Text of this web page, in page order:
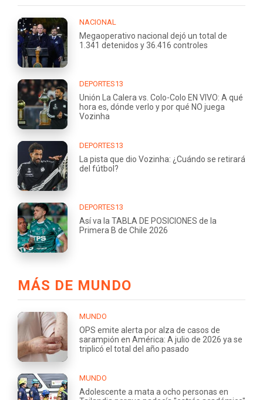
NACIONAL
Megaoperativo nacional dejó un total de
1.341 detenidos y 36.416 controles
DEPORTES13
Unión La Calera vs. Colo-Colo EN VIVO: A qué
hora es, dónde verlo y por qué NO juega
Vozinha
DEPORTES13
La pista que dio Vozinha: ¿Cuándo se retirará
del fútbol?
DEPORTES13
Así va la TABLA DE POSICIONES de la
Primera B de Chile 2026
MÁS DE MUNDO
MUNDO
OPS emite alerta por alza de casos de
sarampión en América: A julio de 2026 ya se
triplicó el total del año pasado
MUNDO
Adolescente a mata a ocho personas en